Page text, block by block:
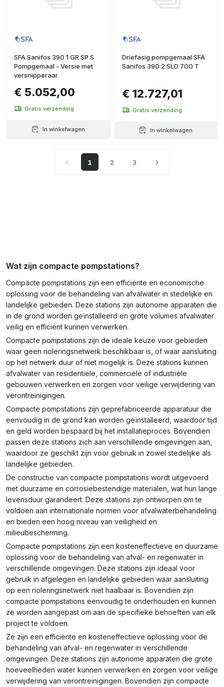
SFA Sanifos 390 1 GR SP S
Pompgemaal - Versie met
versnipperaar
€ 5.052,00
Gratis verzending
In winkelwagen
Driefasig pompgemaal SFA
Sanifos 390 2 SLD 700 T
€ 12.727,01
Gratis verzending
In winkelwagen
1 2 3
Wat zijn compacte pompstations?
Compacte pompstations zijn een efficiënte en economische
oplossing voor de behandeling van afvalwater in stedelijke en
landelijke gebieden. Deze stations zijn autonome apparaten die
in de grond worden geïnstalleerd en grote volumes afvalwater
veilig en efficiënt kunnen verwerken.
Compacte pompstations zijn de ideale keuze voor gebieden
waar geen rioleringsnetwerk beschikbaar is, of waar aansluiting
op het netwerk duur of niet mogelijk is. Deze stations kunnen
afvalwater van residentiële, commerciële of industriële
gebouwen verwerken en zorgen voor veilige verwijdering van
verontreinigingen.
Compacte pompstations zijn geprefabriceerde apparatuur die
eenvoudig in de grond kan worden geïnstalleerd, waardoor tijd
en geld worden bespaard bij het installatieproces. Bovendien
passen deze stations zich aan verschillende omgevingen aan,
waardoor ze geschikt zijn voor gebruik in zowel stedelijke als
landelijke gebieden.
De constructie van compacte pompstations wordt uitgevoerd
met duurzame en corrosiebestendige materialen, wat hun lange
levensduur garandeert. Deze stations zijn ontworpen om te
voldoen aan internationale normen voor afvalwaterbehandeling
en bieden een hoog niveau van veiligheid en
milieubescherming.
Compacte pompstations zijn een kosteneffectieve en duurzame
oplossing voor de behandeling van afval- en regenwater in
verschillende omgevingen. Deze stations zijn ideaal voor
gebruik in afgelegen en landelijke gebieden waar aansluiting
op een rioleringsnetwerk niet haalbaar is. Bovendien zijn
compacte pompstations eenvoudig te onderhouden en kunnen
ze worden aangepast om aan de specifieke behoeften van elk
project te voldoen.
Ze zijn een efficiënte en kosteneffectieve oplossing voor de
behandeling van afval- en regenwater in verschillende
omgevingen. Deze stations zijn autonome apparaten die grote
hoeveelheden water kunnen verwerken en zorgen voor veilige
verwijdering van verontreinigingen. Bovendien zijn compacte